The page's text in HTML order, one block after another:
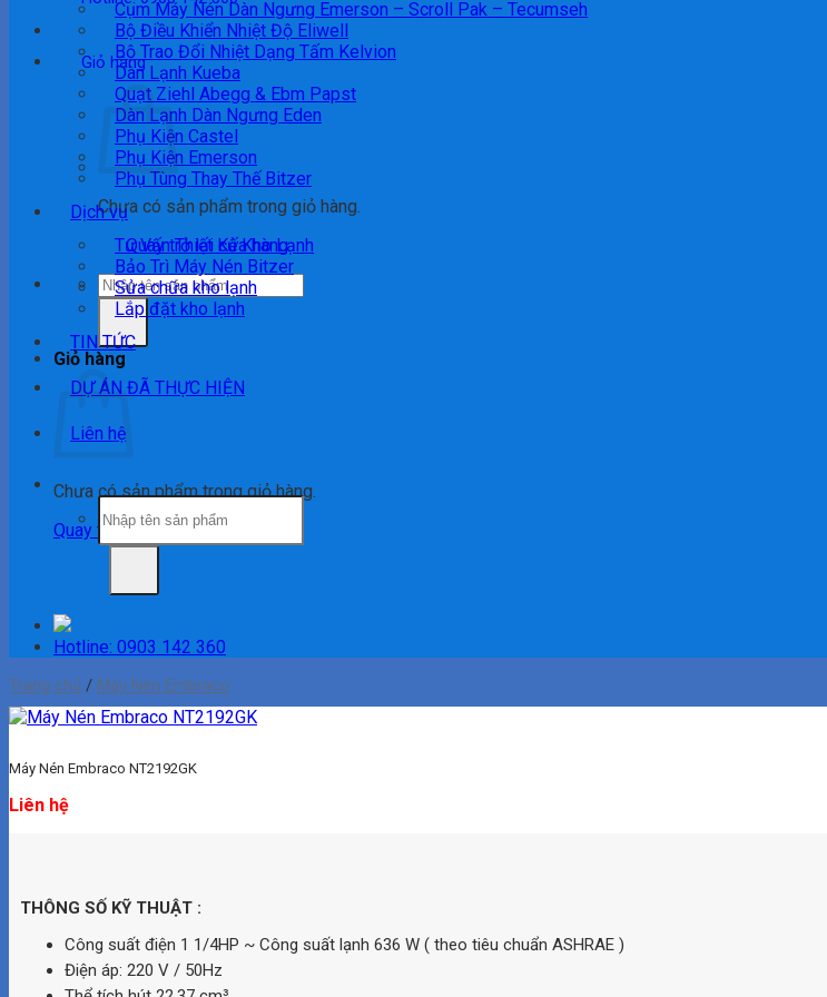
Giỏ hàng
Chưa có sản phẩm trong giỏ hàng.
Quay trở lại cửa hàng
Tìm
kiếm:
Giỏ hàng
Chưa có sản phẩm trong giỏ hàng.
Quay trở lại cửa hàng
Cụm Máy Nén Dàn Ngưng Emerson – Scroll Pak – Tecumseh
Bộ Điều Khiển Nhiệt Độ Eliwell
Bộ Trao Đổi Nhiệt Dạng Tấm Kelvion
Dàn Lạnh Kueba
Quạt Ziehl Abegg & Ebm Papst
Dàn Lạnh Dàn Ngưng Eden
Phụ Kiện Castel
Phụ Kiện Emerson
Phụ Tùng Thay Thế Bitzer
Dịch vụ
Tư Vấn Thiết Kế Kho Lạnh
Bảo Trì Máy Nén Bitzer
Sửa chữa kho lạnh
Lắp đặt kho lạnh
TIN TỨC
DỰ ÁN ĐÃ THỰC HIỆN
Liên hệ
Tìm
kiếm:
Hotline: 0903 142 360
Trang chủ / Máy Nén Embraco
Máy Nén Embraco NT2192GK
Liên hệ
THÔNG SỐ KỸ THUẬT :
Công suất điện 1 1/4HP ~ Công suất lạnh 636 W ( theo tiêu chuẩn ASHRAE )
Điện áp: 220 V / 50Hz